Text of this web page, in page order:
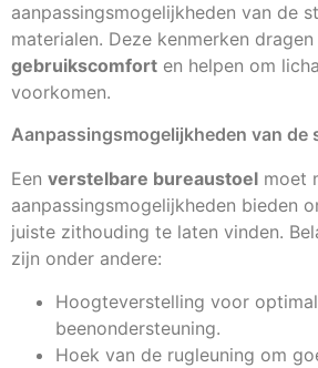
aanpassingsmogelijkheden van de
materialen. Deze kenmerken
gebruikscomfort en helpen om
voorkomen.
Aanpassingsmogelijkheden van de
Een verstelbare bureaustoel moet
aanpassingsmogelijkheden bieden
juiste zithouding te laten vinden.
zijn onder andere:
Hoogteverstelling voor
beenondersteuning.
Hoek van de rugleuning om